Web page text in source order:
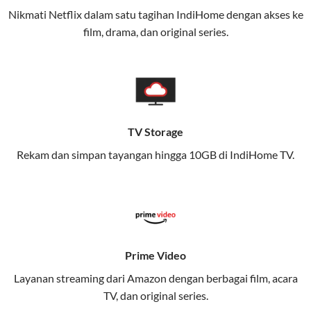
Layanan ini dirancang untuk memberikan
pengalaman broadband yang seamless,
di rumah maupun saat bepergian.
Dengan Telkomsel One, Anda tidak terikat pada satu
teknologi jaringan tertentu, sehingga bisa menikmati
Nikmati kecepatan internet super cepat untuk
Memudahkan Anda dalam mengelola jaringan dan
Nikmati Netflix dalam satu tagihan IndiHome dengan akses ke
film, drama, dan original series.
TV Storage
Rekam dan simpan tayangan hingga 10GB di IndiHome TV.
Prime Video
Layanan streaming dari Amazon dengan berbagai film, acara
TV, dan original series.